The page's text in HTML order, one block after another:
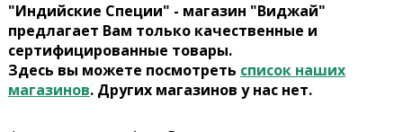
"Индийские Специи" - магазин "Виджай"
предлагает Вам только качественные и
сертифицированные товары.
Здесь вы можете посмотреть список наших
магазинов. Других магазинов у нас нет.